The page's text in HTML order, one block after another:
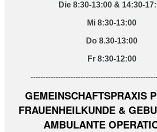
Die 8:30-13:00 & 14:30-
Mi 8:30-13:00
Do 8.30-13:00
Fr 8:30-12:00
GEMEINSCHAFTSPRAXIS
FRAUENHEILKUNDE &
AMBULANTE